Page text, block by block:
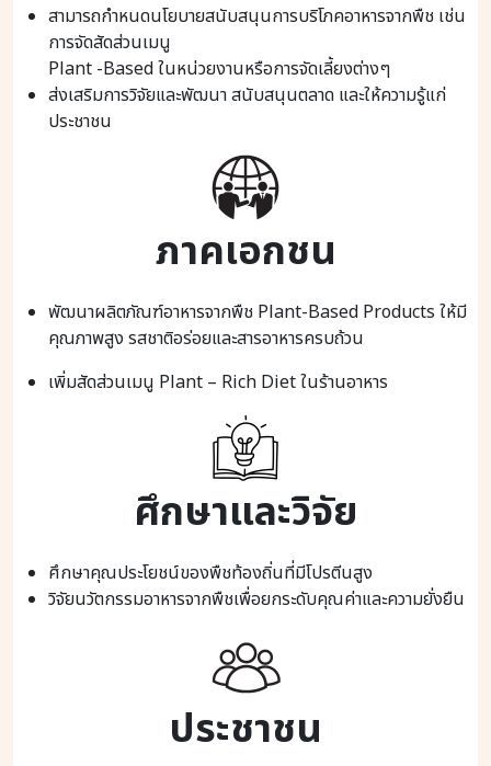
สามารถกำหนดนโยบายสนับสนุนการบริโภคอาหารจากพืช เช่น
การจัดสัดส่วนเมนู
Plant -Based ในหน่วยงานหรือการจัดเลี้ยงต่างๆ
ส่งเสริมการวิจัยและพัฒนา สนับสนุนตลาด และให้ความรู้แก่
ประชาชน
ภาคเอกชน
พัฒนาผลิตภัณฑ์อาหารจากพืช Plant-Based Products ให้มี
คุณภาพสูง รสชาติอร่อยและสารอาหารครบถ้วน
เพิ่มสัดส่วนเมนู Plant – Rich Diet ในร้านอาหาร
ศึกษาและวิจัย
ศึกษาคุณประโยชน์ของพืชท้องถิ่นที่มีโปรตีนสูง
วิจัยนวัตกรรมอาหารจากพืชเพื่อยกระดับคุณค่าและความยั่งยืน
ประชาชน